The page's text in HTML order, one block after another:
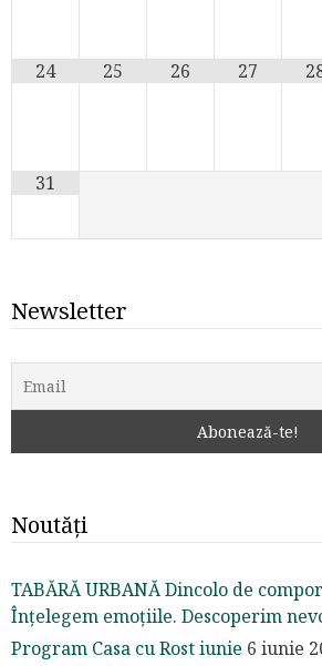
24 25 26 27
31
Newsletter
Noutăți
TABĂRĂ URBANĂ Dincolo de
Înțelegem emoțiile. Descoperim
Program Casa cu Rost iunie 6 iunie